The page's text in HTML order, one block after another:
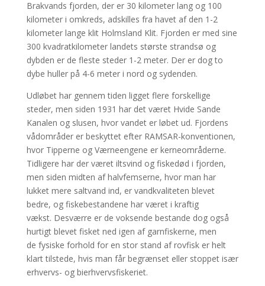
Brakvands fjorden, der er 30 kilometer lang og 100
kilometer i omkreds, adskilles fra havet af den 1-2
kilometer lange klit Holmsland Klit. Fjorden er med sine
300 kvadratkilometer landets største strandsø og
dybden er de fleste steder 1-2 meter. Der er dog to
dybe huller på 4-6 meter i nord og sydenden.
Udløbet har gennem tiden ligget flere forskellige
steder, men siden 1931 har det været Hvide Sande
Kanalen og slusen, hvor vandet er løbet ud. Fjordens
vådområder er beskyttet efter RAMSAR-konventionen,
hvor Tipperne og Værneengene er kerneområderne.
Tidligere har der været iltsvind og fiskedød i fjorden,
men siden midten af halvfemserne, hvor man har
lukket mere saltvand ind, er vandkvaliteten blevet
bedre, og fiskebestandene har været i kraftig
vækst. Desværre er de voksende bestande dog også
hurtigt blevet fisket ned igen af garnfiskerne, men
de fysiske forhold for en stor stand af rovfisk er helt
klart tilstede, hvis man får begrænset eller stoppet især
erhvervs- og bierhvervsfiskeriet.